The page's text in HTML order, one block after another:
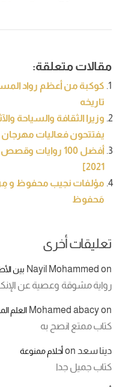
مقالات متعلقة:
كوكبة من أعظم رواد
تاريخه
وزيرا الثقافة والسياحة
يفتتحون فعاليات مهرجان
أفضل 100 روايات
2021]
مؤلفات نجيب محفوظ و مِن
مَحفوظ
تعليقات أخرى
Nayil Mohammed on بين
رواية مشوقة وعصية عن
Mohamed abacyon العلم
كتاب ممتع انصح به
دينا سعد onأحلام ممنوعة
كتاب جميل جدا